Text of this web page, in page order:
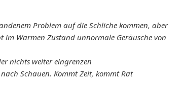
Problem auf die Schliche kommen, aber
im Warmen Zustand unnormale Geräusche von
nichts weiter eingrenzen
Schauen. Kommt Zeit, kommt Rat